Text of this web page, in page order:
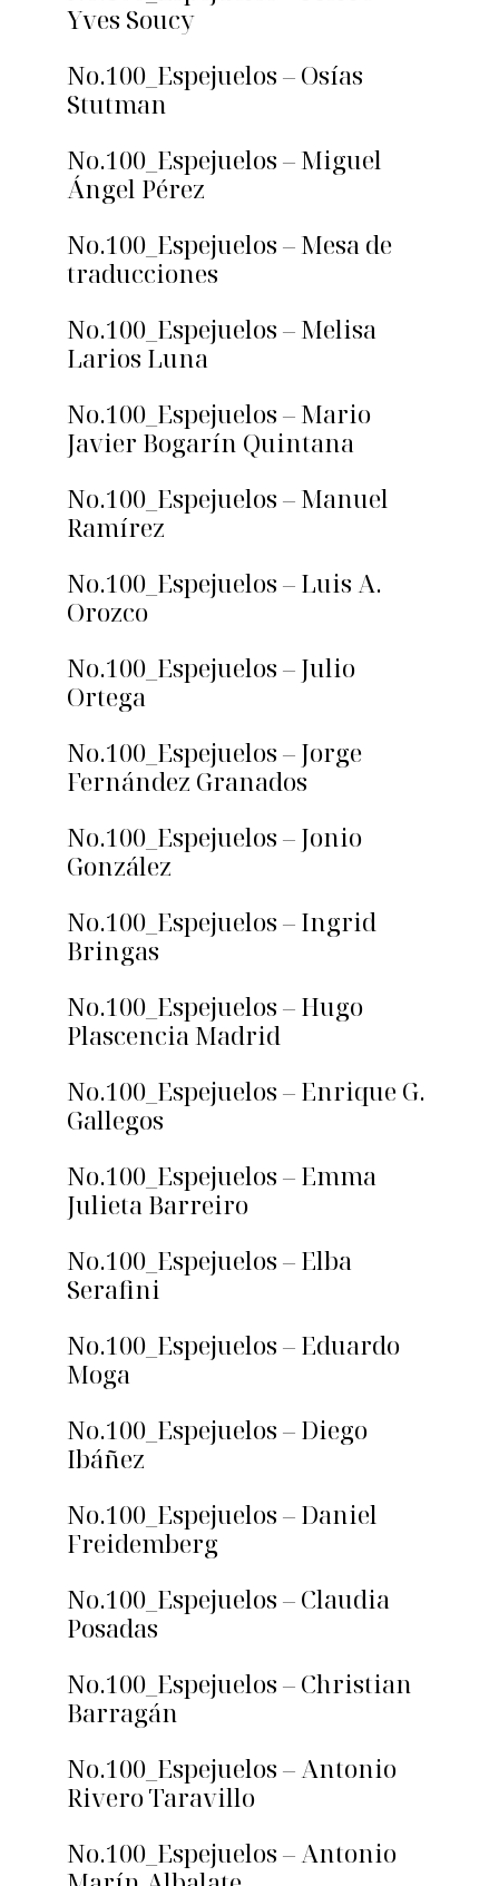
Yves Soucy
No.100_Espejuelos – Osías
Stutman
No.100_Espejuelos – Miguel
Ángel Pérez
No.100_Espejuelos – Mesa de
traducciones
No.100_Espejuelos – Melisa
Larios Luna
No.100_Espejuelos – Mario
Javier Bogarín Quintana
No.100_Espejuelos – Manuel
Ramírez
No.100_Espejuelos – Luis A.
Orozco
No.100_Espejuelos – Julio
Ortega
No.100_Espejuelos – Jorge
Fernández Granados
No.100_Espejuelos – Jonio
González
No.100_Espejuelos – Ingrid
Bringas
No.100_Espejuelos – Hugo
Plascencia Madrid
No.100_Espejuelos – Enrique G.
Gallegos
No.100_Espejuelos – Emma
Julieta Barreiro
No.100_Espejuelos – Elba
Serafini
No.100_Espejuelos – Eduardo
Moga
No.100_Espejuelos – Diego
Ibáñez
No.100_Espejuelos – Daniel
Freidemberg
No.100_Espejuelos – Claudia
Posadas
No.100_Espejuelos – Christian
Barragán
No.100_Espejuelos – Antonio
Rivero Taravillo
No.100_Espejuelos – Antonio